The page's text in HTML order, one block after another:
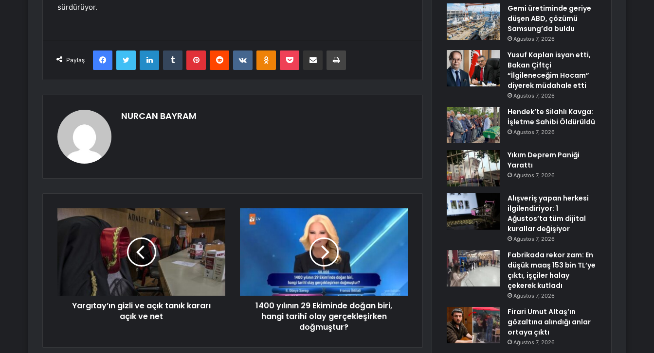
sürdürüyor.
Paylaş
FacebookTwitter LinkedInTumblr PinterestReddit VKontakteOdnoklassniki
Pocket E-Posta ile paylaş Yazdır
NURCAN BAYRAM
Yargıtay’ın gizli ve açık tanık kararı
açık ve net
1400 yılının 29 Ekiminde doğan biri,
hangi tarihî olay gerçekleşirken
doğmuştur?
Gemi üretiminde geriye
düşen ABD, çözümü
Samsung’da buldu
Ağustos 7, 2026
Yusuf Kaplan isyan etti,
Bakan Çiftçi
“İlgileneceğim Hocam”
diyerek müdahale etti
Ağustos 7, 2026
Hendek’te Silahlı Kavga:
İşletme Sahibi Öldürüldü
Ağustos 7, 2026
Yıkım Deprem Paniği
Yarattı
Ağustos 7, 2026
Alışveriş yapan herkesi
ilgilendiriyor: 1
Ağustos’ta tüm dijital
kurallar değişiyor
Ağustos 7, 2026
Fabrikada rekor zam: En
düşük maaş 153 bin TL’ye
çıktı, işçiler halay
çekerek kutladı
Ağustos 7, 2026
Firari Umut Altaş’ın
gözaltına alındığı anlar
ortaya çıktı
Ağustos 7, 2026